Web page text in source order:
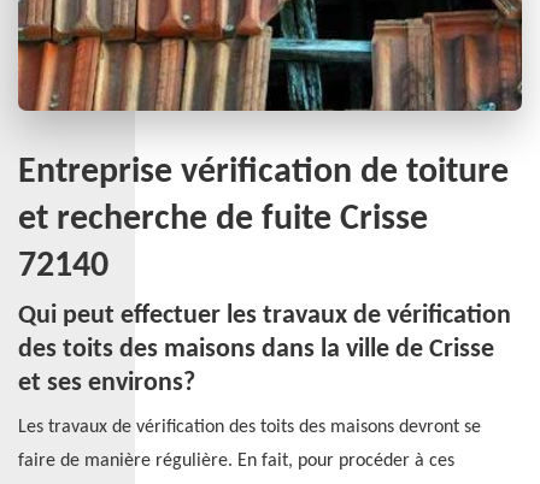
Entreprise vérification de toiture
et recherche de fuite Crisse
72140
Qui peut effectuer les travaux de vérification
des toits des maisons dans la ville de Crisse
et ses environs?
Les travaux de vérification des toits des maisons devront se
faire de manière régulière. En fait, pour procéder à ces